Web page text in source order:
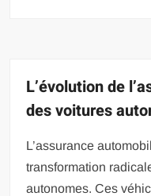
L’évolution de
des voitures
L’assurance
transformation
autonomes. Ces